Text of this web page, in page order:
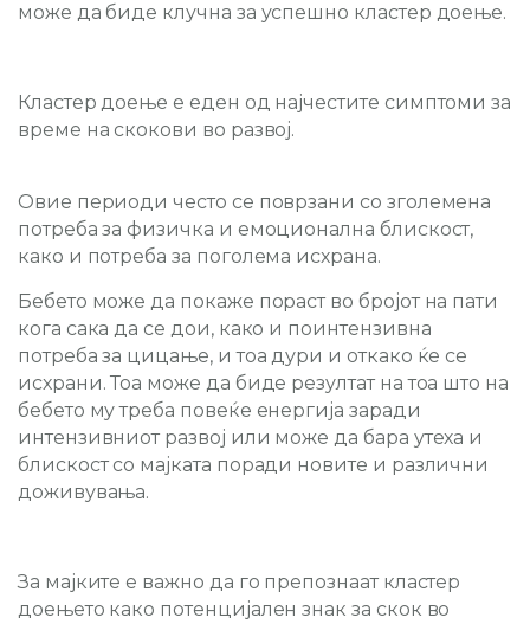
може да биде клучна за успешно кластер доење.
Кластер доење е еден од најчестите симптоми за
време на скокови во развој.
Овие периоди често се поврзани со зголемена
потреба за физичка и емоционална блискост,
како и потреба за поголема исхрана.
Бебето може да покаже пораст во бројот на пати
кога сака да се дои, како и поинтензивна
потреба за цицање, и тоа дури и откако ќе се
исхрани. Тоа може да биде резултат на тоа што на
бебето му треба повеќе енергија заради
интензивниот развој или може да бара утеха и
блискост со мајката поради новите и различни
доживувања.
За мајките е важно да го препознаат кластер
доењето како потенцијален знак за скок во